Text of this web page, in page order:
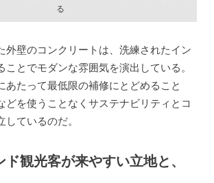
る
外壁のコンクリートは、洗練されたイン
ことでモダンな雰囲気を演出している。
あたって最低限の補修にとどめること
どを使うことなくサステナビリティとコ
しているのだ。
ド観光客が来やすい立地と、